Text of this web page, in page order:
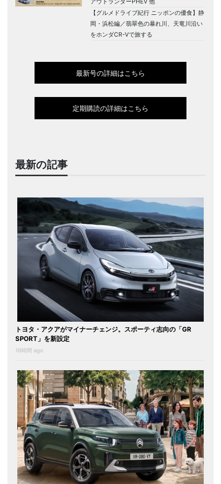
【グルメドライブ紀行 ニッポンの優食】静
岡・浜松編／翡翠色の暴れ川、天竜川沿い
をホンダCR-Vで旅する
最新号の詳細はこちら
定期購読の詳細はこちら
最新の記事
トヨタ・アクアがマイナーチェンジ。スポーティ志向の「GR
SPORT」を新設定
16時間 ago